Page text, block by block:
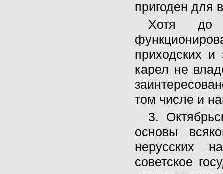
пригоден для
Хотя до
приходских и
карел не
том числе и
3.
основы
нерусских
советское